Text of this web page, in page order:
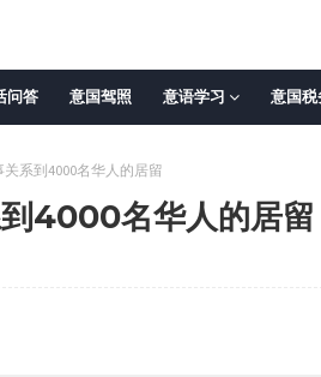
问答 意国驾照 意语学习 意国税
系到4000名华人的居留
4000名华人的居留